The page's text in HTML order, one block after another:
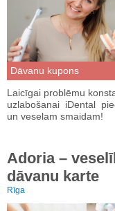
Dāvanu kupons
Laicīgai problēmu
uzlabošanai iDental
un veselam smaidam!
Adoria –
dāvanu karte
Rīga